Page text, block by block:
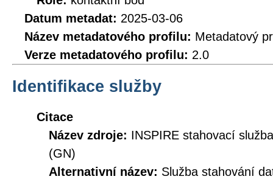
Datum metadat: 2025-03-06
Název metadatového profilu: Metadatový
Verze metadatového profilu: 2.0
Identifikace služby
Citace
Název zdroje: INSPIRE stahovací
(GN)
Alternativní název: Služba stahování